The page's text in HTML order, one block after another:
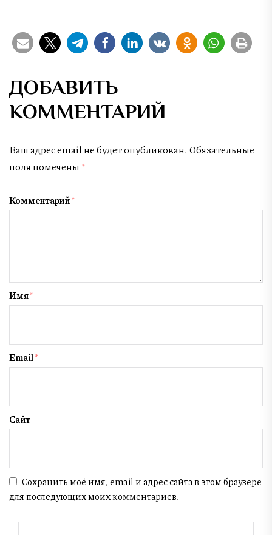
ДОБАВИТЬ
КОММЕНТАРИЙ
Ваш адрес email не будет опубликован. Обязательные
поля помечены *
Комментарий*
Имя*
Email*
Сайт
Сохранить моё имя, email и адрес сайта в этом браузере
для последующих моих комментариев.